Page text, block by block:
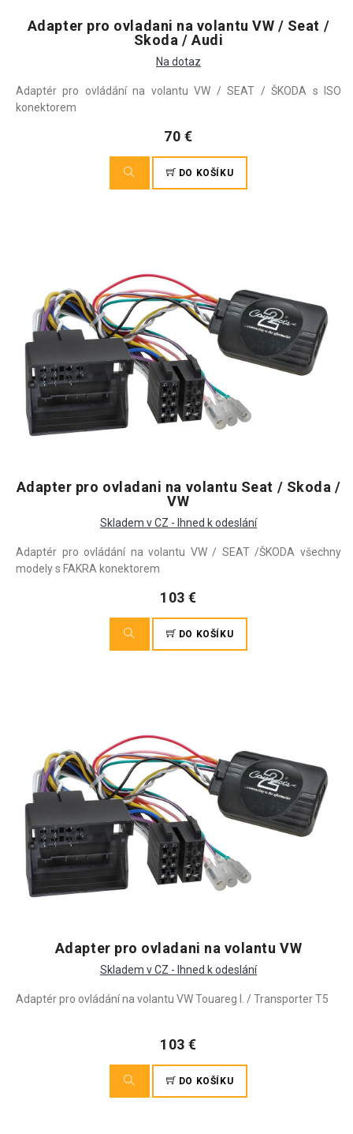
Adapter pro ovladani na volantu VW / Seat /
Skoda / Audi
Na dotaz
Adaptér pro ovládání na volantu VW / SEAT / ŠKODA s ISO
konektorem
70 €
DO KOŠÍKU
Adapter pro ovladani na volantu Seat / Skoda /
VW
Skladem v CZ - Ihned k odeslání
Adaptér pro ovládání na volantu VW / SEAT /ŠKODA všechny
modely s FAKRA konektorem
103 €
DO KOŠÍKU
Adapter pro ovladani na volantu VW
Skladem v CZ - Ihned k odeslání
Adaptér pro ovládání na volantu VW Touareg I. / Transporter T5
103 €
DO KOŠÍKU